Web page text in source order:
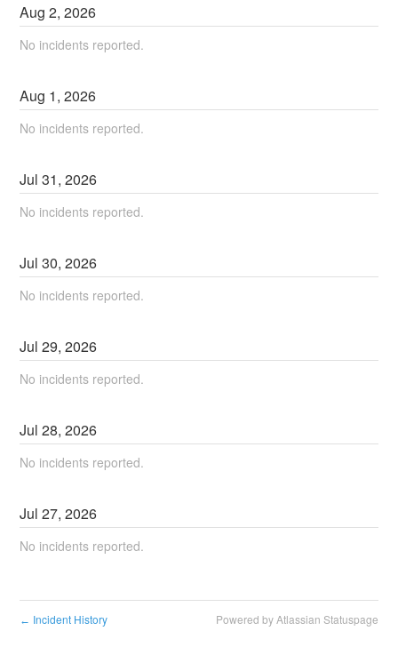
Aug2,2026
No incidents reported.
Aug 1,2026
No incidents reported.
Jul31,2026
No incidents reported.
Jul30,2026
No incidents reported.
Jul29,2026
No incidents reported.
Jul28,2026
No incidents reported.
Jul27,2026
No incidents reported.
← Incident History Powered by Atlassian Statuspage